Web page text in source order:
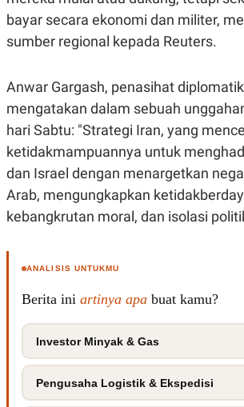
bayar secara ekonomi dan militer,
sumber regional kepada Reuters.
Anwar Gargash, penasihat
mengatakan dalam sebuah
hari Sabtu: "Strategi Iran, yang
ketidakmampuannya untuk
dan Israel dengan menargetkan
Arab, mengungkapkan
kebangkrutan moral, dan isolasi
ANALISIS UNTUKMU
Berita ini artinya apa buat kamu?
Investor Minyak & Gas
Pengusaha Logistik & Ekspedisi